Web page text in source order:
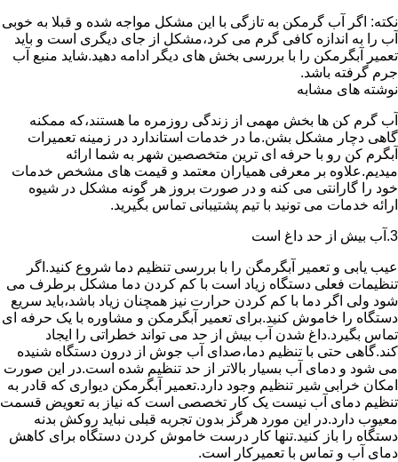
نکته: اگر آب گرمکن به تازگی با این مشکل مواجه شده و قبلا به خوبی
آب را به اندازه کافی گرم می کرد،مشکل از جای دیگری است و باید
تعمیر آبگرمکن را با بررسی بخش های دیگر ادامه دهید.شاید منبع آب
جرم گرفته باشد.
نوشته های مشابه
آب گرم کن ها بخش مهمی از زندگی روزمره ما هستند،که ممکنه
گاهی دچار مشکل بشن.ما در خدمات استاندارد در زمینه تعمیرات
آبگرم کن رو با حرفه ای ترین متخصصین شهر به شما ارائه
میدیم.علاوه بر معرفی همیاران معتمد و قیمت های مشخص خدمات
خود را گارانتی می کنه و در صورت بروز هر گونه مشکل در شیوه
ارائه خدمات می تونید با تیم پشتیبانی تماس بگیرید.
3.آب بیش از حد داغ است
عیب یابی و تعمیر آبگرمگن را با بررسی تنظیم دما شروع کنید.اگر
تنظیمات فعلی دستگاه زیاد است با کم کردن دما مشکل برطرف می
شود ولی اگر دما با کم کردن حرارت نیز همچنان زیاد باشد،باید سریع
دستگاه را خاموش کنید.برای تعمیر آبگرمکن و مشاوره با یک حرفه ای
تماس بگیرد.داغ شدن آب بیش از حد می تواند خطراتی را ایجاد
کند.گاهی حتی با تنظیم دما،صدای آب جوش از درون دستگاه شنیده
می شود و دمای آب بسیار بالاتر از حد تنظیم شده است.در این صورت
امکان خرابی شیر تنظیم وجود دارد.تعمیر آبگرمکن دیواری که قادر به
تنظیم دمای آب نیست یک کار تخصصی است که نیاز به تعویض قسمت
معیوب دارد.در این مورد هرگز بدون تجربه قبلی نباید روکش بدنه
دستگاه را باز کنید.تنها کار درست خاموش کردن دستگاه برای کاهش
دمای آب و تماس با تعمیرکار است.